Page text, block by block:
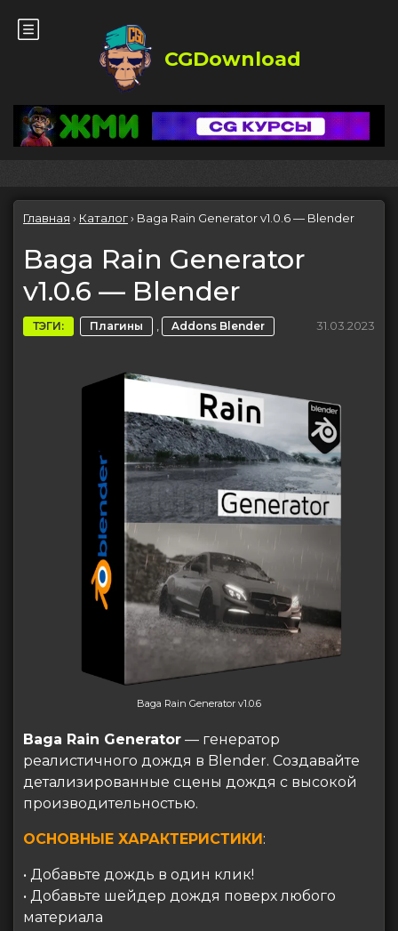
CGDownload
Главная › Каталог› Baga Rain Generator v1.0.6 — Blender
Baga Rain Generator
v1.0.6 — Blender
ТЭГИ: Плагины , Addons Blender 31.03.2023
Baga Rain Generator v1.0.6
Baga Rain Generator — генератор
реалистичного дождя в Blender. Создавайте
детализированные сцены дождя с высокой
производительностью.
ОСНОВНЫЕ ХАРАКТЕРИСТИКИ:
• Добавьте дождь в один клик!
• Добавьте шейдер дождя поверх любого
материала